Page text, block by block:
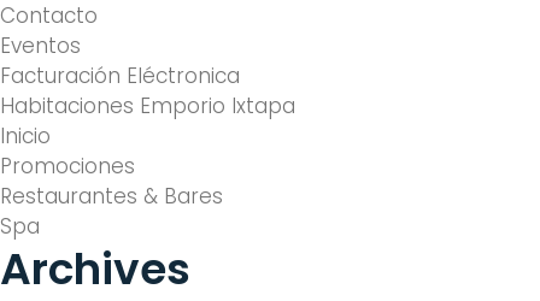
Contacto
Eventos
Facturación Eléctronica
Habitaciones Emporio Ixtapa
Inicio
Promociones
Restaurantes & Bares
Spa
Archives